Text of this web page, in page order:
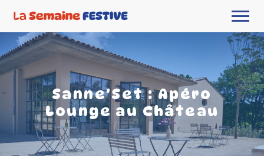
Sanne'Set : Apéro
Lounge au Château